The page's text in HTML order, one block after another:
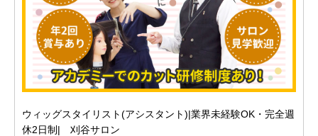
ウィッグスタイリスト(アシスタント)|業界未経験OK・完全週
休2日制| 刈谷サロン